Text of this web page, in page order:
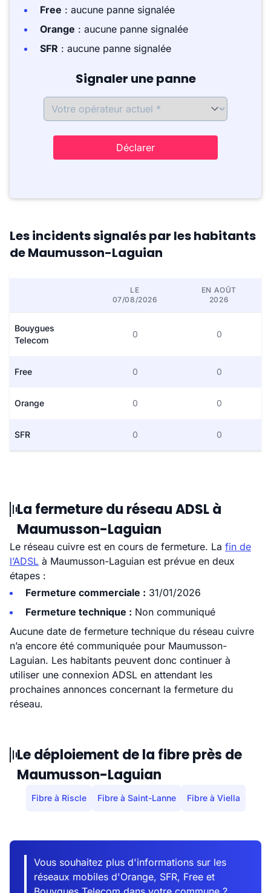
Free : aucune panne signalée
Orange : aucune panne signalée
SFR : aucune panne signalée
Signaler une panne
Déclarer
Les incidents signalés par les habitants
de Maumusson-Laguian
LE
07/08/2026
EN AOÛT
2026
Bouygues
Telecom
0 0
Free 0 0
Orange 0 0
SFR 0 0
La fermeture du réseau ADSL à
Maumusson-Laguian
Le réseau cuivre est en cours de fermeture. La fin de
l’ADSL à Maumusson-Laguian est prévue en deux
étapes :
Fermeture commerciale : 31/01/2026
Fermeture technique : Non communiqué
Aucune date de fermeture technique du réseau cuivre
n’a encore été communiquée pour Maumusson-
Laguian. Les habitants peuvent donc continuer à
utiliser une connexion ADSL en attendant les
prochaines annonces concernant la fermeture du
réseau.
Le déploiement de la fibre près de
Maumusson-Laguian
Fibre à Riscle Fibre à Saint-Lanne Fibre à Viella
Vous souhaitez plus d'informations sur les
réseaux mobiles d'Orange, SFR, Free et